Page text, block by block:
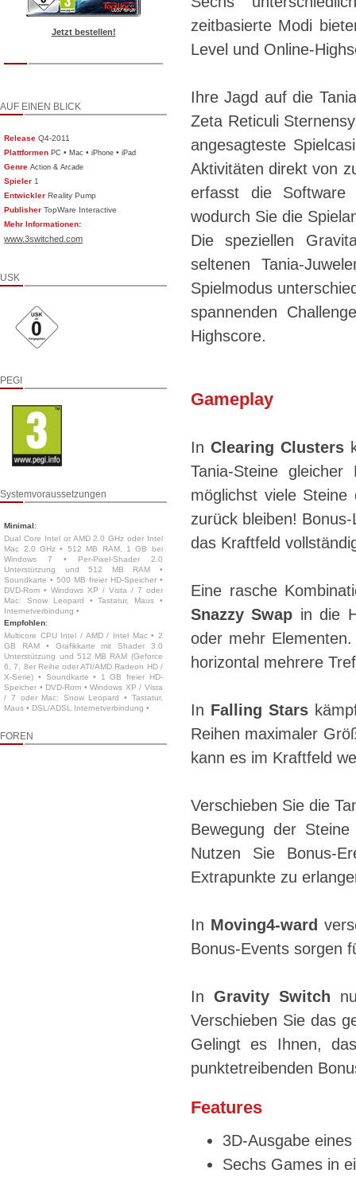
Jetzt bestellen!
AUF EINEN BLICK
Release Q4-2011
Plattformen PC •Mac •iPhone •iPad
Genre Action & Arcade
Spieler 1
Entwickler Reality Pump
Publisher TopWare Interactive
Mehr Informationen:
www.3switched.com
USK
PEGI
Systemvoraussetzungen
Minimal:
Dual Core Intel or AMD 2.0 GHz oder Intel
Mac 2.0 GHz • 512 MB RAM, 1 GB bei
Windows 7 • Per-Pixel-Shader 2.0
Unterstützung und 512 MB RAM •
Soundkarte • 500 MB freier HD-Speicher •
DVD-Rom • Windows XP / Vista / 7 oder
Mac: Snow Leopard • Tastatur, Maus •
Internetverbindung •
Empfohlen:
Multicore CPU Intel / AMD / Intel Mac • 2
GB RAM • Grafikkarte mit Shader 3.0
Unterstützung und 512 MB RAM (Geforce
6, 7, 8er Reihe oder ATI/AMD Radeon HD /
X-Serie) • Soundkarte • 1 GB freier HD-
Speicher • DVD-Rom • Windows XP / Vista
/ 7 oder Mac: Snow Leopard • Tastatur,
Maus • DSL/ADSL Internetverbindung •
FOREN
zeitbasierte Modi
Level und Online-
Ihre Jagd auf die
Zeta Reticuli
angesagteste
Aktivitäten direkt von
erfasst die Software
wodurch Sie die
Die speziellen
seltenen Tania-
Spielmodus
spannenden
Highscore.
Gameplay
In Clearing Clusters
Tania-Steine
möglichst viele
zurück bleiben!
das Kraftfeld
Eine rasche
Snazzy Swap in die
oder mehr
horizontal mehrere
In Falling Stars
Reihen maximaler
kann es im Kraftfeld
Verschieben Sie die
Bewegung der
Nutzen Sie Bonus-
Extrapunkte zu
In Moving4-ward
Bonus-Events sorgen
In Gravity Switch
Verschieben Sie das
Gelingt es Ihnen,
punktetreibenden
Features
3D-Ausgabe
Sechs Games in